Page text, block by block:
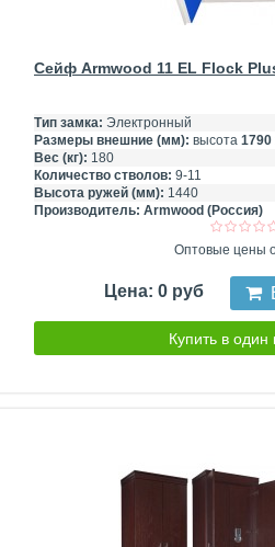
Сейф Armwood 11 EL Flock
Тип замка: Электронный
Размеры внешние (мм): высота 1790
Вес (кг): 180
Количество стволов: 9-11
Высота ружей (мм): 1440
Производитель: Armwood (Россия)
Оптовые цены
Цена: 0 руб
Купить в один